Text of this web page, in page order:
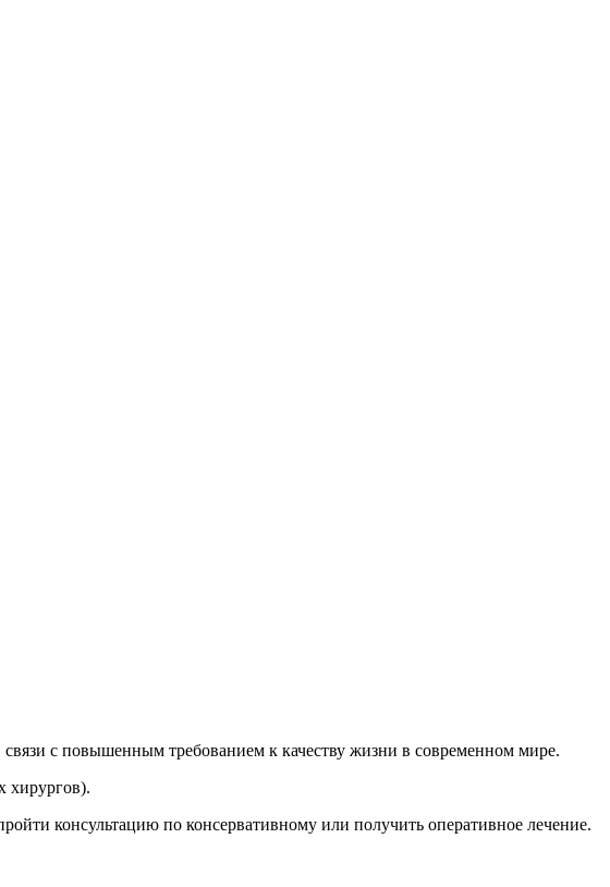
связи с повышенным требованием к качеству жизни в современном мире.
хирургов).
консультацию по консервативному или получить оперативное лечение.